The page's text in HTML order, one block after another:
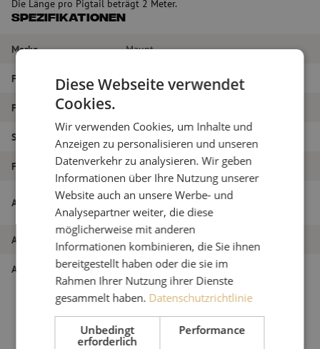
Die Länge pro Pigtail beträgt 2 Meter.
Spezifikationen
Marke Maunt
Fasertyp Multimode
Farbe
Steckertyp
Faser-Typ OM3
Artikelname
Pigtail-Set 12 Stück, OM3, LC/PC, weiß,
2m
Artikel Nummer M00000822
Art des Produkts Pigtails
Diese Webseite verwendet
Cookies.
Wir verwenden Cookies, um Inhalte und
Anzeigen zu personalisieren und unseren
Datenverkehr zu analysieren. Wir geben
Informationen über Ihre Nutzung unserer
Website auch an unsere Werbe- und
Analysepartner weiter, die diese
möglicherweise mit anderen
Informationen kombinieren, die Sie ihnen
bereitgestellt haben oder die sie im
Rahmen Ihrer Nutzung ihrer Dienste
gesammelt haben. Datenschutzrichtlinie
Unbedingt
erforderlich
Performance